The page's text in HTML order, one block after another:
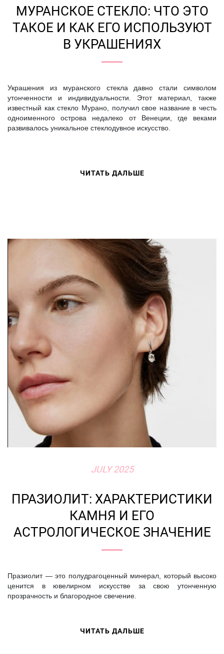
МУРАНСКОЕ СТЕКЛО: ЧТО ЭТО
ТАКОЕ И КАК ЕГО ИСПОЛЬЗУЮТ
В УКРАШЕНИЯХ
Украшения из муранского стекла давно стали символом
утонченности и индивидуальности. Этот материал, также
известный как стекло Мурано, получил свое название в честь
одноименного острова недалеко от Венеции, где веками
развивалось уникальное стеклодувное искусство.
ЧИТАТЬ ДАЛЬШЕ
JULY 2025
ПРАЗИОЛИТ: ХАРАКТЕРИСТИКИ
КАМНЯ И ЕГО
АСТРОЛОГИЧЕСКОЕ ЗНАЧЕНИЕ
Празиолит — это полудрагоценный минерал, который высоко
ценится в ювелирном искусстве за свою утонченную
прозрачность и благородное свечение.
ЧИТАТЬ ДАЛЬШЕ